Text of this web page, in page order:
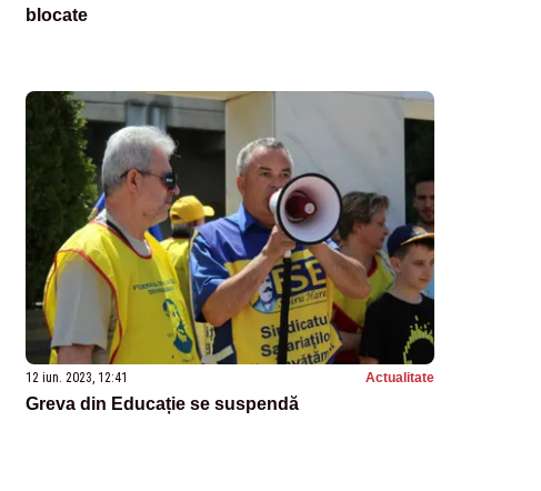
blocate
12 iun. 2023, 12:41 Actualitate
Greva din Educație se suspendă